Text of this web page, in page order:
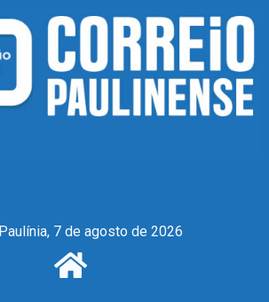
Paulínia, 7 de agosto de 2026